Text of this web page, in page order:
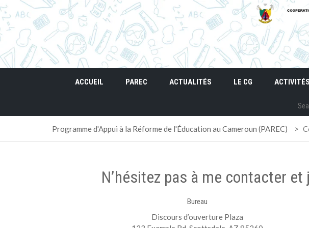
ACCUEIL PAREC ACTUALITÉS LE CG ACTIVITÉS
Programme d'Appui à la Réforme de l'Éducation au Cameroun (PAREC) >
N’hésitez pas à me contacter
Bureau
Discours d’ouverture Plaza